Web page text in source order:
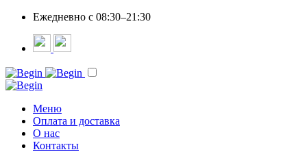
Ежедневно c 08:30–21:30
Меню
Оплата и доставка
О нас
Контакты